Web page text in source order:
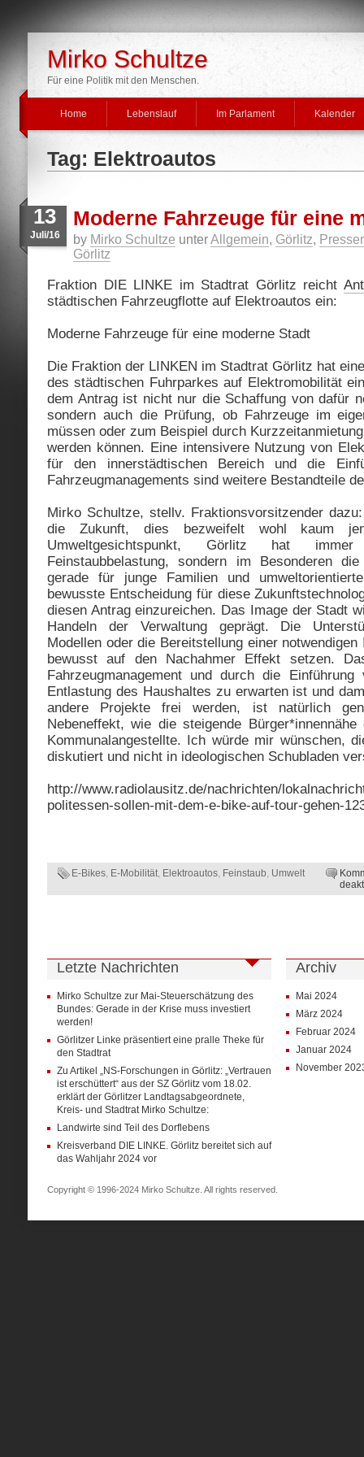
Mirko Schultze
Für eine Politik mit den Menschen.
Home Lebenslauf Im Parlament Kalender
Tag: Elektroautos
13
Juli/16
Moderne Fahrzeuge für eine
by Mirko Schultze unterAllgemein, Görlitz,
Görlitz
Fraktion DIE LINKE im Stadtrat Görlitz reicht
städtischen Fahrzeugflotte auf Elektroautos ein:
Moderne Fahrzeuge für eine moderne Stadt
Die Fraktion der LINKEN im Stadtrat Görlitz hat
des städtischen Fuhrparkes auf Elektromobilität
dem Antrag ist nicht nur die Schaffung von dafür
sondern auch die Prüfung, ob Fahrzeuge im
müssen oder zum Beispiel durch
werden können. Eine intensivere Nutzung von
für den innerstädtischen Bereich und die
Fahrzeugmanagements sind weitere Bestandteile
Mirko Schultze, stellv. Fraktionsvorsitzender
die Zukunft, dies bezweifelt wohl kaum
Umweltgesichtspunkt, Görlitz hat
Feinstaubbelastung, sondern im Besonderen
gerade für junge Familien und
bewusste Entscheidung für diese
diesen Antrag einzureichen. Das Image der Stadt
Handeln der Verwaltung geprägt. Die
Modellen oder die Bereitstellung einer
bewusst auf den Nachahmer Effekt setzen.
Fahrzeugmanagement und durch die
Entlastung des Haushaltes zu erwarten ist und
andere Projekte frei werden, ist natürlich
Nebeneffekt, wie die steigende
Kommunalangestellte. Ich würde mir wünschen,
diskutiert und nicht in ideologischen Schubladen
http://www.radiolausitz.de/nachrichten/
politessen-sollen-mit-dem-e-bike-auf-tour-gehen-
E-Bikes, E-Mobilität, Elektroautos, Feinstaub, Umwelt
Letzte Nachrichten
Mirko Schultze zur Mai-Steuerschätzung des
Bundes: Gerade in der Krise muss investiert
werden!
Görlitzer Linke präsentiert eine pralle Theke für
den Stadtrat
Zu Artikel „NS-Forschungen in Görlitz: „Vertrauen
ist erschüttert“ aus der SZ Görlitz vom 18.02.
erklärt der Görlitzer Landtagsabgeordnete,
Kreis- und Stadtrat Mirko Schultze:
Landwirte sind Teil des Dorflebens
Kreisverband DIE LINKE. Görlitz bereitet sich auf
das Wahljahr 2024 vor
Archiv
Mai 2024
März 2024
Februar 2024
Januar 2024
November
Copyright © 1996-2024 Mirko Schultze. All rights reserved.